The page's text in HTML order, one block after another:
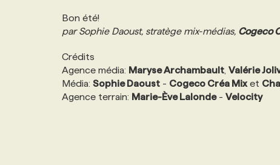
NOS TARIFS
ANNONCEZ AVEC NOUS
Bon été!
par Sophie Daoust, stratège mix-médias, Cogeco
Crédits
Agence média: Maryse Archambault Valérie
Média: Sophie Daoust - Cogeco Créa Mix et
Agence terrain: Marie-Ève Lalonde- Velocity